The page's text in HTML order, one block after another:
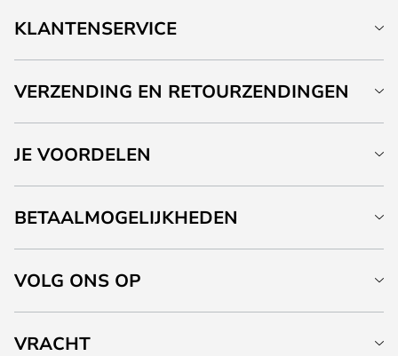
KLANTENSERVICE
VERZENDING EN RETOURZENDINGEN
JE VOORDELEN
BETAALMOGELIJKHEDEN
VOLG ONS OP
VRACHT